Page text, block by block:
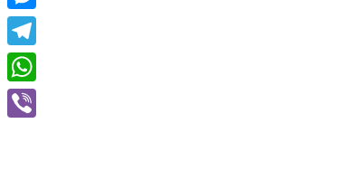
Messenger
Telegram
WhatsApp